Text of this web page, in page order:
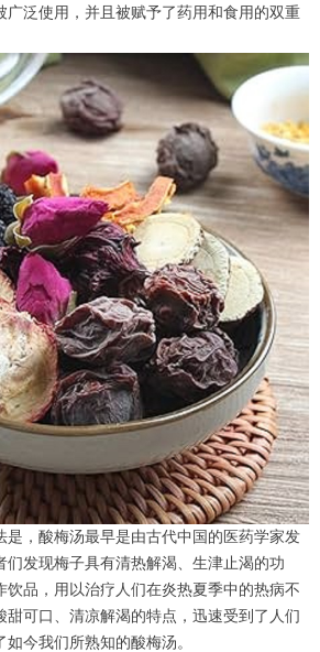
广泛使用，并且被赋予了药用和食用的双重
，酸梅汤最早是由古代中国的医药学家发
们发现梅子具有清热解渴、生津止渴的功
饮品，用以治疗人们在炎热夏季中的热病不
甜可口、清凉解渴的特点，迅速受到了人们
今我们所熟知的酸梅汤。